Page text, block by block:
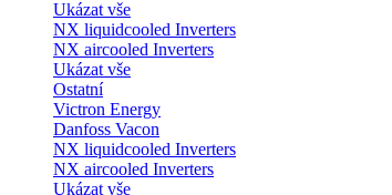
Ukázat vše
NX liquidcooled Inverters
NX aircooled Inverters
Ukázat vše
Ostatní
Victron Energy
Danfoss Vacon
NX liquidcooled Inverters
NX aircooled Inverters
Ukázat vše